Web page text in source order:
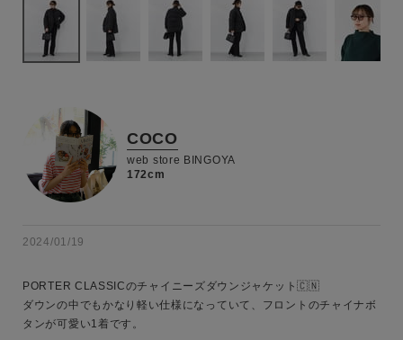
COCO
web store BINGOYA
172cm
2024/01/19
PORTER CLASSICのチャイニーズダウンジャケット🇨🇳
ダウンの中でもかなり軽い仕様になっていて、フロントのチャイナボ
タンが可愛い1着です。